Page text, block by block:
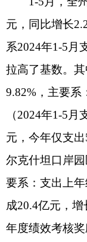
奖提标，拉动支出
全州一般公共
公共服务、社会保